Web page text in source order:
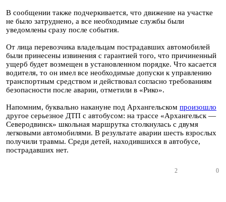
В сообщении также подчеркивается, что движение на участке
не было затруднено, а все необходимые службы были
уведомлены сразу после события.
От лица перевозчика владельцам пострадавших автомобилей
были принесены извинения с гарантией того, что причиненный
ущерб будет возмещен в установленном порядке. Что касается
водителя, то он имел все необходимые допуски к управлению
транспортным средством и действовал согласно требованиям
безопасности после аварии, отметили в «Рико».
Напомним, буквально накануне под Архангельском произошло
другое серьезное ДТП с автобусом: на трассе «Архангельск —
Северодвинск» школьная маршрутка столкнулась с двумя
легковыми автомобилями. В результате аварии шесть взрослых
получили травмы. Среди детей, находившихся в автобусе,
пострадавших нет.
2 0